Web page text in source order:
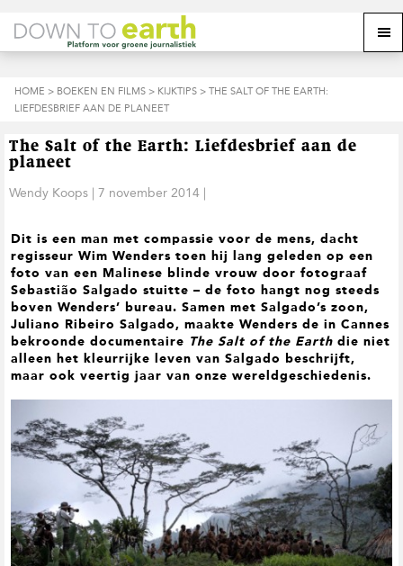
p
r
n
a
a
r
d
o
o
f
d
n
a
v
i
g
e
o
o
n
r
d
e
h
f
d
i
n
h
o
u
d
p
r
n
a
a
r
d
o
e
t
t
e
k
s
t
M
HOME > BOEKEN EN FILMS > KIJKTIPS > THE SALT OF THE EARTH:
LIEFDESBRIEF AAN DE PLANEET
The Salt of the Earth: Liefdesbrief aan de
planeet
Wendy Koops | 7 november 2014 |
Dit is een man met compassie voor de mens, dacht
regisseur Wim Wenders toen hij lang geleden op een
foto van een Malinese blinde vrouw door fotograaf
Sebastião Salgado stuitte – de foto hangt nog steeds
boven Wenders’ bureau. Samen met Salgado’s zoon,
Juliano Ribeiro Salgado, maakte Wenders de in Cannes
bekroonde documentaire The Salt of the Earth die niet
alleen het kleurrijke leven van Salgado beschrijft,
maar ook veertig jaar van onze wereldgeschiedenis.